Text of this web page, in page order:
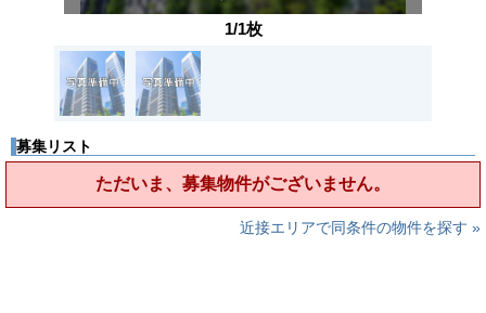
1/1枚
募集リスト
ただいま、募集物件がございません。
近接エリアで同条件の物件を探す »